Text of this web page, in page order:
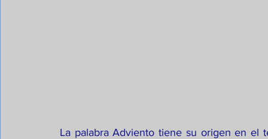
La palabra Adviento tiene su origen en el